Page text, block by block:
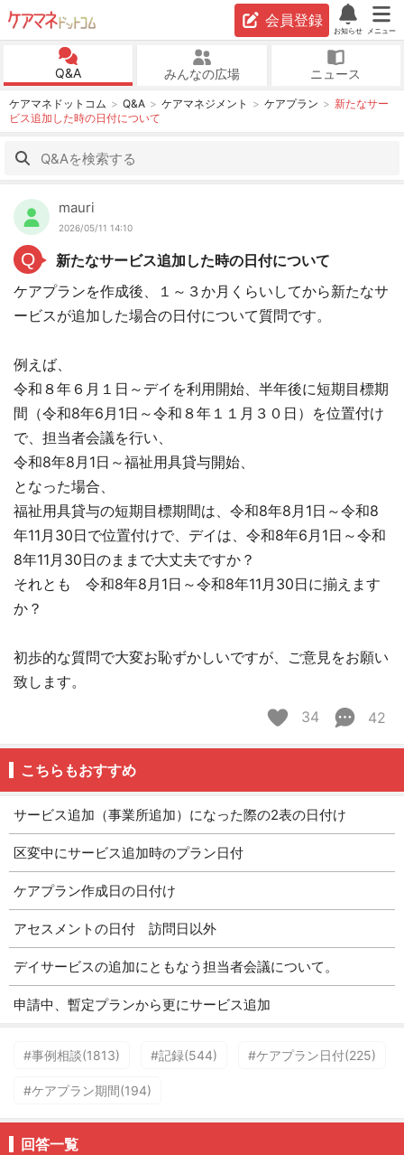
会員登録
お知らせ メニュー
Q&A みんなの広場 ニュース
ケアマネドットコム Q&A ケアマネジメント ケアプラン
新たなサー
ビス追加した時の日付について
mauri
2026/05/11 14:10
Q
新たなサービス追加した時の日付について
ケアプランを作成後、１～３か月くらいしてから新たなサ
ービスが追加した場合の日付について質問です。
例えば、
令和８年６月１日～デイを利用開始、半年後に短期目標期
間（令和8年6月1日～令和８年１１月３０日）を位置付け
で、担当者会議を行い、
令和8年8月1日～福祉用具貸与開始、
となった場合、
福祉用具貸与の短期目標期間は、令和8年8月1日～令和8
年11月30日で位置付けで、デイは、令和8年6月1日～令和
8年11月30日のままで大丈夫ですか？
それとも 令和8年8月1日～令和8年11月30日に揃えます
か？
初歩的な質問で大変お恥ずかしいですが、ご意見をお願い
致します。
34
42
こちらもおすすめ
サービス追加（事業所追加）になった際の2表の日付け
区変中にサービス追加時のプラン日付
ケアプラン作成日の日付け
アセスメントの日付 訪問日以外
デイサービスの追加にともなう担当者会議について。
申請中、暫定プランから更にサービス追加
#事例相談(1813) #記録(544) #ケアプラン日付(225)
#ケアプラン期間(194)
回答一覧